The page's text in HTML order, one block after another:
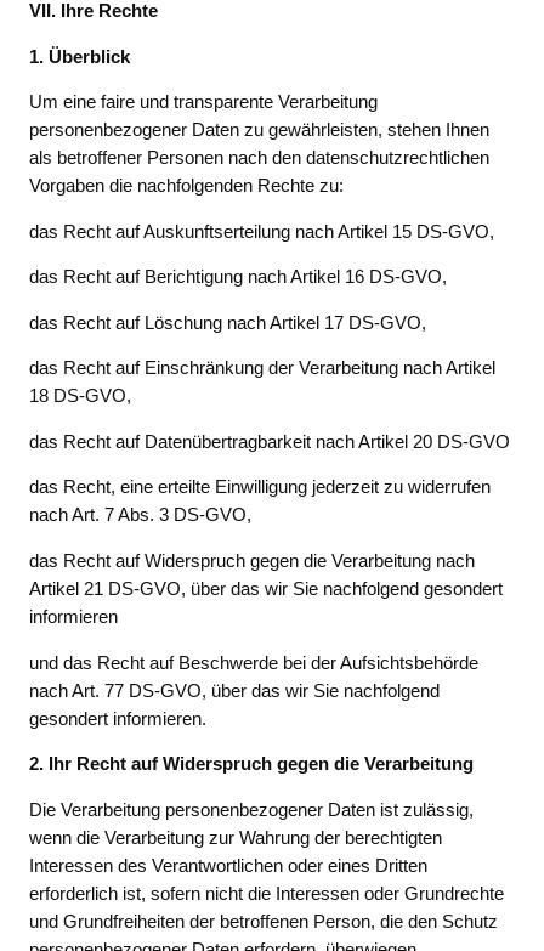
VII. Ihre Rechte
1. Überblick
Um eine faire und transparente Verarbeitung
personenbezogener Daten zu gewährleisten, stehen Ihnen
als betroffener Personen nach den datenschutzrechtlichen
Vorgaben die nachfolgenden Rechte zu:
das Recht auf Auskunftserteilung nach Artikel 15 DS-GVO,
das Recht auf Berichtigung nach Artikel 16 DS-GVO,
das Recht auf Löschung nach Artikel 17 DS-GVO,
das Recht auf Einschränkung der Verarbeitung nach Artikel
18 DS-GVO,
das Recht auf Datenübertragbarkeit nach Artikel 20 DS-GVO
das Recht, eine erteilte Einwilligung jederzeit zu widerrufen
nach Art. 7 Abs. 3 DS-GVO,
das Recht auf Widerspruch gegen die Verarbeitung nach
Artikel 21 DS-GVO, über das wir Sie nachfolgend gesondert
informieren
und das Recht auf Beschwerde bei der Aufsichtsbehörde
nach Art. 77 DS-GVO, über das wir Sie nachfolgend
gesondert informieren.
2. Ihr Recht auf Widerspruch gegen die Verarbeitung
Die Verarbeitung personenbezogener Daten ist zulässig,
wenn die Verarbeitung zur Wahrung der berechtigten
Interessen des Verantwortlichen oder eines Dritten
erforderlich ist, sofern nicht die Interessen oder Grundrechte
und Grundfreiheiten der betroffenen Person, die den Schutz